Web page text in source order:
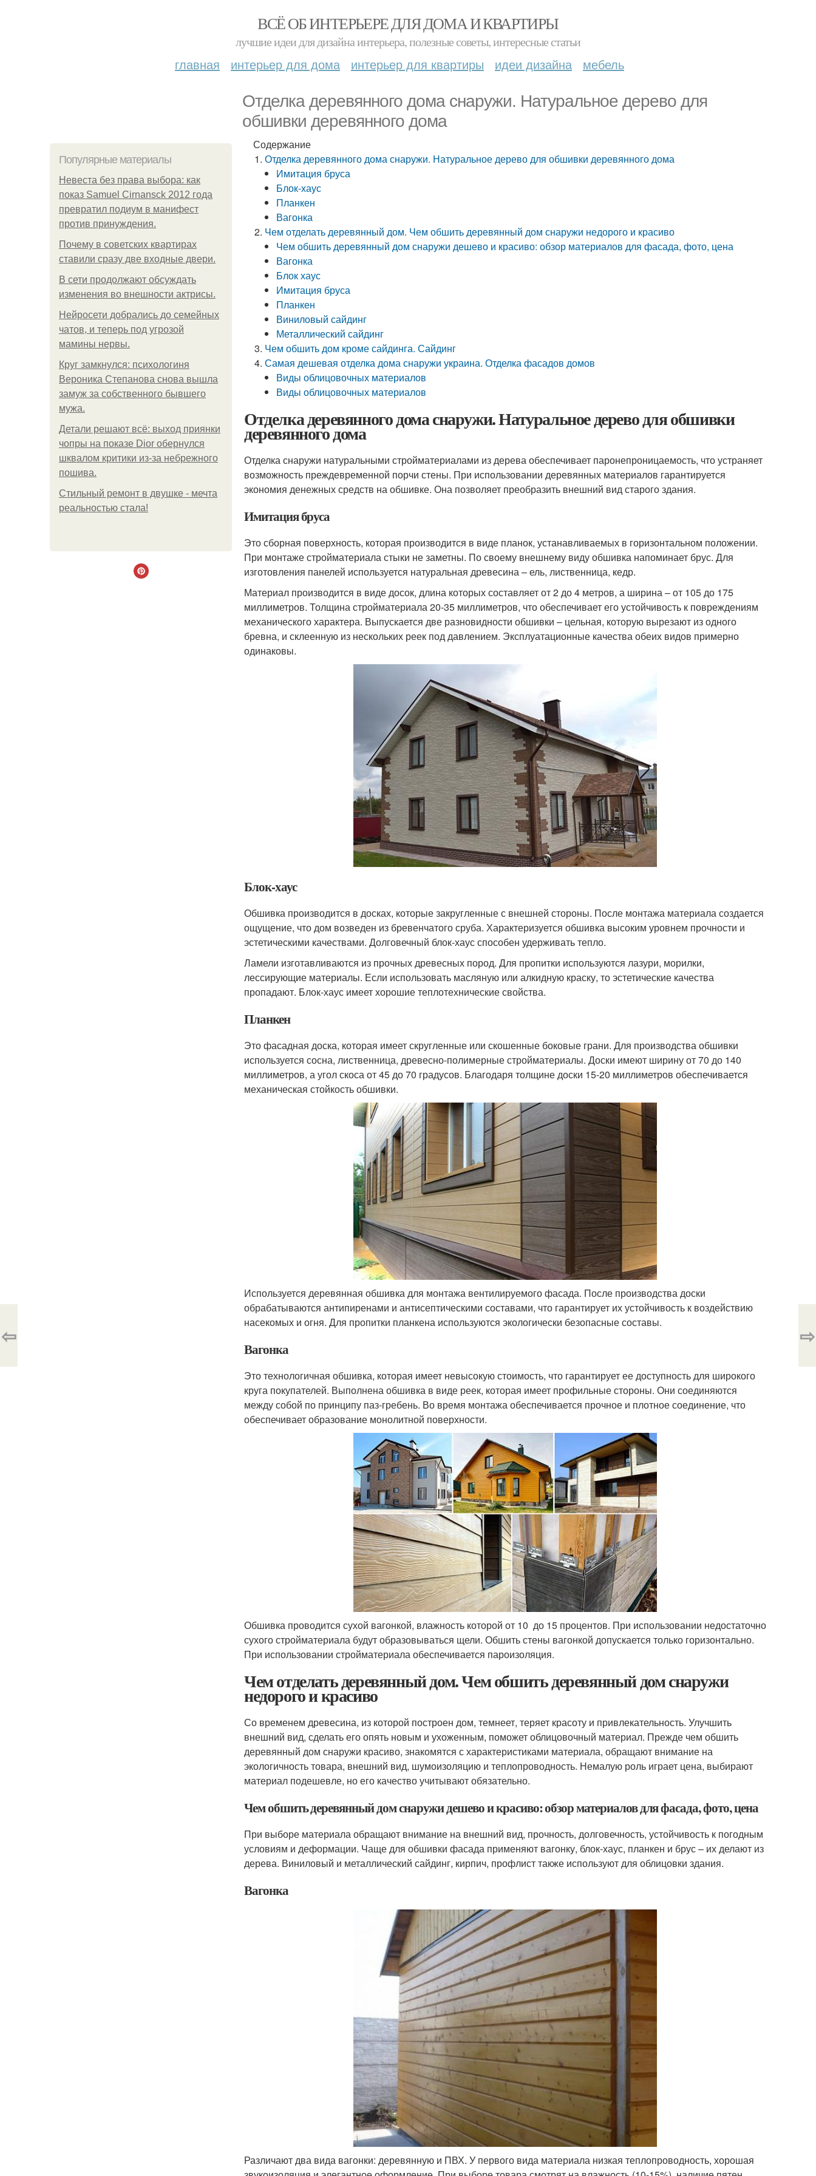
ВСЁ ОБ ИНТЕРЬЕРЕ ДЛЯ ДОМА И КВАРТИРЫ
лучшие идеи для дизайна интерьера, полезные советы, интересные статьи
главная интерьер для дома интерьер для квартиры идеи дизайна мебель
Отделка деревянного дома снаружи. Натуральное дерево для
обшивки деревянного дома
Популярные материалы
Невеста без права выбора: как
показ Samuel Cirnansck 2012 года
превратил подиум в манифест
против принуждения.
Почему в советских квартирах
ставили сразу две входные двери.
В сети продолжают обсуждать
изменения во внешности актрисы.
Нейросети добрались до семейных
чатов, и теперь под угрозой
мамины нервы.
Круг замкнулся: психологиня
Вероника Степанова снова вышла
замуж за собственного бывшего
мужа.
Детали решают всё: выход приянки
чопры на показе Dior обернулся
шквалом критики из-за небрежного
пошива.
Стильный ремонт в двушке - мечта
реальностью стала!
Содержание
Отделка деревянного дома снаружи. Натуральное дерево для обшивки деревянного дома
Имитация бруса
Блок-хаус
Планкен
Вагонка
Чем отделать деревянный дом. Чем обшить деревянный дом снаружи недорого и красиво
Чем обшить деревянный дом снаружи дешево и красиво: обзор материалов для фасада, фото, цена
Вагонка
Блок хаус
Имитация бруса
Планкен
Виниловый сайдинг
Металлический сайдинг
Чем обшить дом кроме сайдинга. Сайдинг
Самая дешевая отделка дома снаружи украина. Отделка фасадов домов
Виды облицовочных материалов
Виды облицовочных материалов
Отделка деревянного дома снаружи. Натуральное дерево для обшивки
деревянного дома
Отделка снаружи натуральными стройматериалами из дерева обеспечивает паронепроницаемость, что устраняет
возможность преждевременной порчи стены. При использовании деревянных материалов гарантируется
экономия денежных средств на обшивке. Она позволяет преобразить внешний вид старого здания.
Имитация бруса
Это сборная поверхность, которая производится в виде планок, устанавливаемых в горизонтальном положении.
При монтаже стройматериала стыки не заметны. По своему внешнему виду обшивка напоминает брус. Для
изготовления панелей используется натуральная древесина – ель, лиственница, кедр.
Материал производится в виде досок, длина которых составляет от 2 до 4 метров, а ширина – от 105 до 175
миллиметров. Толщина стройматериала 20-35 миллиметров, что обеспечивает его устойчивость к повреждениям
механического характера. Выпускается две разновидности обшивки – цельная, которую вырезают из одного
бревна, и склеенную из нескольких реек под давлением. Эксплуатационные качества обеих видов примерно
одинаковы.
Блок-хаус
Обшивка производится в досках, которые закругленные с внешней стороны. После монтажа материала создается
ощущение, что дом возведен из бревенчатого сруба. Характеризуется обшивка высоким уровнем прочности и
эстетическими качествами. Долговечный блок-хаус способен удерживать тепло.
Ламели изготавливаются из прочных древесных пород. Для пропитки используются лазури, морилки,
лессирующие материалы. Если использовать масляную или алкидную краску, то эстетические качества
пропадают. Блок-хаус имеет хорошие теплотехнические свойства.
Планкен
Это фасадная доска, которая имеет скругленные или скошенные боковые грани. Для производства обшивки
используется сосна, лиственница, древесно-полимерные стройматериалы. Доски имеют ширину от 70 до 140
миллиметров, а угол скоса от 45 до 70 градусов. Благодаря толщине доски 15-20 миллиметров обеспечивается
механическая стойкость обшивки.
Используется деревянная обшивка для монтажа вентилируемого фасада. После производства доски
обрабатываются антипиренами и антисептическими составами, что гарантирует их устойчивость к воздействию
насекомых и огня. Для пропитки планкена используются экологически безопасные составы.
Вагонка
Это технологичная обшивка, которая имеет невысокую стоимость, что гарантирует ее доступность для широкого
круга покупателей. Выполнена обшивка в виде реек, которая имеет профильные стороны. Они соединяются
между собой по принципу паз-гребень. Во время монтажа обеспечивается прочное и плотное соединение, что
обеспечивает образование монолитной поверхности.
Обшивка проводится сухой вагонкой, влажность которой от 10 до 15 процентов. При использовании недостаточно
сухого стройматериала будут образовываться щели. Обшить стены вагонкой допускается только горизонтально.
При использовании стройматериала обеспечивается пароизоляция.
Чем отделать деревянный дом. Чем обшить деревянный дом снаружи
недорого и красиво
Со временем древесина, из которой построен дом, темнеет, теряет красоту и привлекательность. Улучшить
внешний вид, сделать его опять новым и ухоженным, поможет облицовочный материал. Прежде чем обшить
деревянный дом снаружи красиво, знакомятся с характеристиками материала, обращают внимание на
экологичность товара, внешний вид, шумоизоляцию и теплопроводность. Немалую роль играет цена, выбирают
материал подешевле, но его качество учитывают обязательно.
Чем обшить деревянный дом снаружи дешево и красиво: обзор материалов для фасада, фото, цена
При выборе материала обращают внимание на внешний вид, прочность, долговечность, устойчивость к погодным
условиям и деформации. Чаще для обшивки фасада применяют вагонку, блок-хаус, планкен и брус – их делают из
дерева. Виниловый и металлический сайдинг, кирпич, профлист также используют для облицовки здания.
Вагонка
Различают два вида вагонки: деревянную и ПВХ. У первого вида материала низкая теплопроводность, хорошая
⇦ ⇨